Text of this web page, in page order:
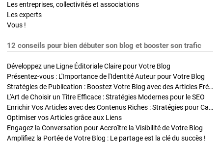
Les entreprises, collectivités et associations
Les experts
Vous !
12 conseils pour bien débuter son blog et booster son trafic
Développez une Ligne Éditoriale Claire pour Votre Blog
Présentez-vous : L'Importance de l'Identité Auteur pour Votre Blog
Stratégies de Publication : Boostez Votre Blog avec des Articles Fréquents et Exclusifs
L'Art de Choisir un Titre Efficace : Stratégies Modernes pour le SEO
Enrichir Vos Articles avec des Contenus Riches : Stratégies pour Captiver et Optimiser
Optimiser vos Articles grâce aux Liens
Engagez la Conversation pour Accroître la Visibilité de Votre Blog
Amplifiez la Portée de Votre Blog : Le partage est la clé du succès !